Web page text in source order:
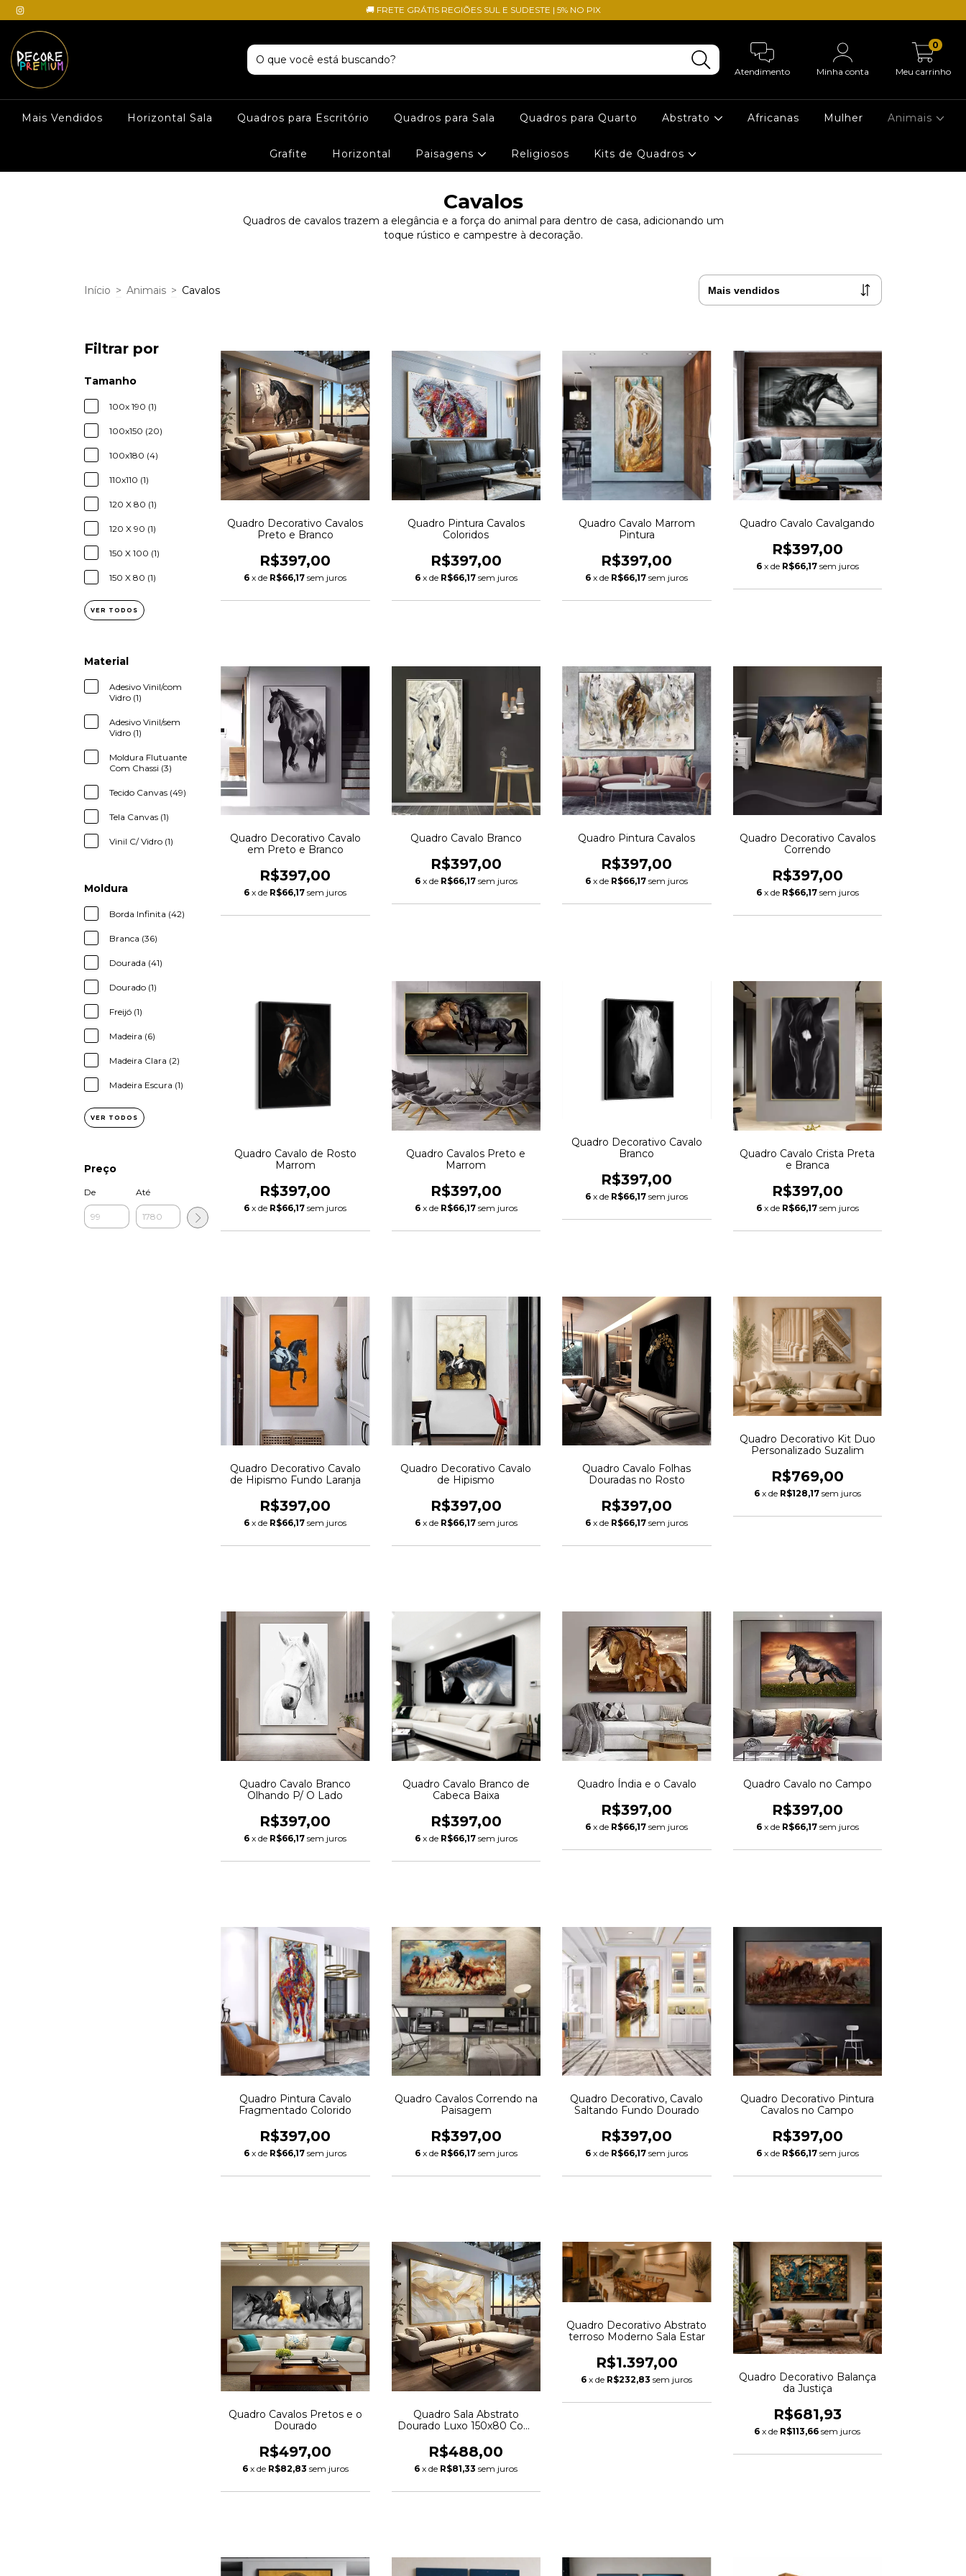
🚚 FRETE GRÁTIS REGIÕES SUL E SUDESTE | 5% NO PIX
Atendimento Minha conta Meu carrinho
0
Mais Vendidos Horizontal Sala Quadros para Escritório Quadros para Sala Quadros para Quarto Abstrato Africanas Mulher Animais
Grafite Horizontal Paisagens Religiosos Kits de Quadros
Cavalos
Quadros de cavalos trazem a elegância e a força do animal para dentro de casa, adicionando um
toque rústico e campestre à decoração.
Início > Animais > Cavalos
Filtrar por
Tamanho
100x 190 (1)
100x150 (20)
100x180 (4)
110x110 (1)
120 X 80 (1)
120 X 90 (1)
150 X 100 (1)
150 X 80 (1)
VER TODOS
Material
Adesivo Vinil/com
Vidro (1)
Adesivo Vinil/sem
Vidro (1)
Moldura Flutuante
Com Chassi (3)
Tecido Canvas (49)
Tela Canvas (1)
Vinil C/ Vidro (1)
Moldura
Borda Infinita (42)
Branca (36)
Dourada (41)
Dourado (1)
Freijó (1)
Madeira (6)
Madeira Clara (2)
Madeira Escura (1)
VER TODOS
Preço
De Até
Quadro Decorativo Cavalos
Preto e Branco
R$397,00
6 x de R$66,17 sem juros
Quadro Pintura Cavalos
Coloridos
R$397,00
6 x de R$66,17 sem juros
Quadro Cavalo Marrom
Pintura
R$397,00
6 x de R$66,17 sem juros
Quadro Cavalo Cavalgando
R$397,00
6 x de R$66,17 sem juros
Quadro Decorativo Cavalo
em Preto e Branco
R$397,00
6 x de R$66,17 sem juros
Quadro Cavalo Branco
R$397,00
6 x de R$66,17 sem juros
Quadro Pintura Cavalos
R$397,00
6 x de R$66,17 sem juros
Quadro Decorativo Cavalos
Correndo
R$397,00
6 x de R$66,17 sem juros
Quadro Cavalo de Rosto
Marrom
R$397,00
6 x de R$66,17 sem juros
Quadro Cavalos Preto e
Marrom
R$397,00
6 x de R$66,17 sem juros
Quadro Decorativo Cavalo
Branco
R$397,00
6 x de R$66,17 sem juros
Quadro Cavalo Crista Preta
e Branca
R$397,00
6 x de R$66,17 sem juros
Quadro Decorativo Cavalo
de Hipismo Fundo Laranja
R$397,00
6 x de R$66,17 sem juros
Quadro Decorativo Cavalo
de Hipismo
R$397,00
6 x de R$66,17 sem juros
Quadro Cavalo Folhas
Douradas no Rosto
R$397,00
6 x de R$66,17 sem juros
Quadro Decorativo Kit Duo
Personalizado Suzalim
R$769,00
6 x de R$128,17 sem juros
Quadro Cavalo Branco
Olhando P/ O Lado
R$397,00
6 x de R$66,17 sem juros
Quadro Cavalo Branco de
Cabeca Baixa
R$397,00
6 x de R$66,17 sem juros
Quadro Índia e o Cavalo
R$397,00
6 x de R$66,17 sem juros
Quadro Cavalo no Campo
R$397,00
6 x de R$66,17 sem juros
Quadro Pintura Cavalo
Fragmentado Colorido
R$397,00
6 x de R$66,17 sem juros
Quadro Cavalos Correndo na
Paisagem
R$397,00
6 x de R$66,17 sem juros
Quadro Decorativo, Cavalo
Saltando Fundo Dourado
R$397,00
6 x de R$66,17 sem juros
Quadro Decorativo Pintura
Cavalos no Campo
R$397,00
6 x de R$66,17 sem juros
Quadro Cavalos Pretos e o
Dourado
R$497,00
6 x de R$82,83 sem juros
Quadro Sala Abstrato
Dourado Luxo 150x80 Com
R$488,00
6 x de R$81,33 sem juros
Quadro Decorativo Abstrato
terroso Moderno Sala Estar
R$1.397,00
6 x de R$232,83 sem juros
Quadro Decorativo Balança
da Justiça
R$681,93
6 x de R$113,66 sem juros